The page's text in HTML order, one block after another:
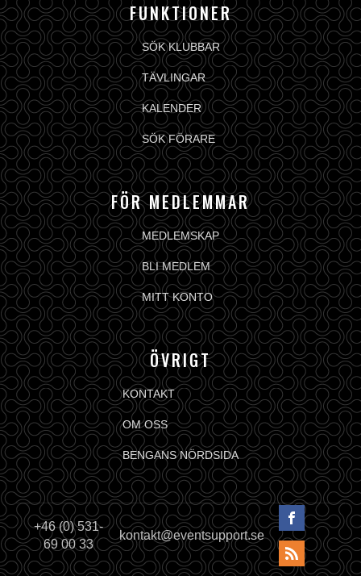
FUNKTIONER
SÖK KLUBBAR
TÄVLINGAR
KALENDER
SÖK FÖRARE
FÖR MEDLEMMAR
MEDLEMSKAP
BLI MEDLEM
MITT KONTO
ÖVRIGT
KONTAKT
OM OSS
BENGANS NÖRDSIDA
+46 (0) 531-
69 00 33
kontakt@eventsupport.se